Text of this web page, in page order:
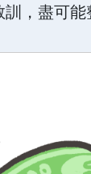
，盡可